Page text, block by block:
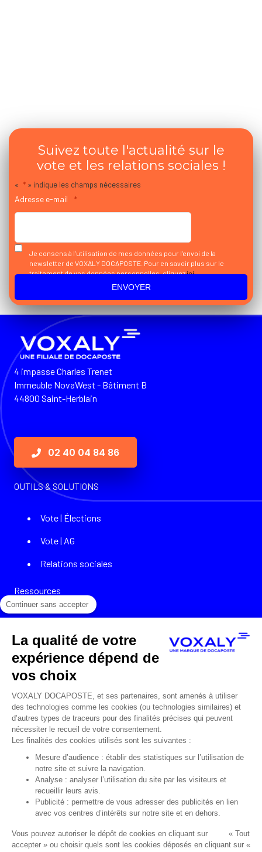
Suivez toute l'actualité sur le
vote et les relations sociales !
« * » indique les champs nécessaires
Adresse e-mail *
Je consens à l’utilisation de mes données pour l’envoi de la
newsletter de VOXALY DOCAPOSTE. Pour en savoir plus sur le
traitement de vos données personnelles, cliquezici
4 impasse Charles Trenet
Immeuble NovaWest - Bâtiment B
44800 Saint-Herblain
02 40 04 84 86
OUTILS & SOLUTIONS
Vote | Élections
Vote | AG
Relations sociales
Ressources
Témoignages
Webinars
Podcasts
Livres blancs
Infographies
A PROPOS
Voxaly, 2 expertises métiers
Équipes
Nous rejoindre
Continuer sans accepter
La qualité de votre
expérience dépend de
vos choix
VOXALY DOCAPOSTE, et ses partenaires, sont amenés à utiliser
des technologies comme les cookies (ou technologies similaires) et
d’autres types de traceurs pour des finalités précises qui peuvent
nécessiter le recueil de votre consentement.
Les finalités des cookies utilisés sont les suivantes :
Mesure d’audience : établir des statistiques sur l’utilisation de
notre site et suivre la navigation.
Analyse : analyser l’utilisation du site par les visiteurs et
recueillir leurs avis.
Publicité : permettre de vous adresser des publicités en lien
avec vos centres d’intérêts sur notre site et en dehors.
Vous pouvez autoriser le dépôt de cookies en cliquant sur « Tout
accepter » ou choisir quels sont les cookies déposés en cliquant sur «